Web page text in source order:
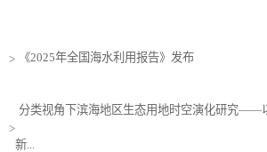
> 《2025年全国海水利用报告》发布
>
分类视角下滨海地区生态用地时空演化研究——
新...